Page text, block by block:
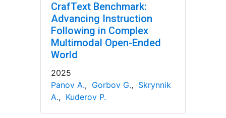
CrafText Benchmark:
Advancing Instruction
Following in Complex
Multimodal Open-Ended
World
2025
Panov A., Gorbov G., Skrynnik
A., Kuderov P.